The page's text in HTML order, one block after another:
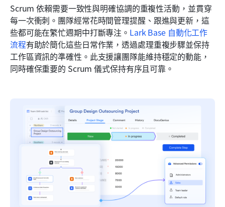
Scrum 依賴需要一致性與明確協調的重複性活動，並貫穿
每一次衝刺。團隊經常花時間管理提醒、跟進與更新，這
些都可能在繁忙週期中打斷專注。 Lark Base 自動化工作
流程有助於簡化這些日常作業，透過處理重複步驟並保持
工作區資訊的準確性。此支援讓團隊能維持穩定的動能，
同時確保重要的 Scrum 儀式保持有序且可靠。